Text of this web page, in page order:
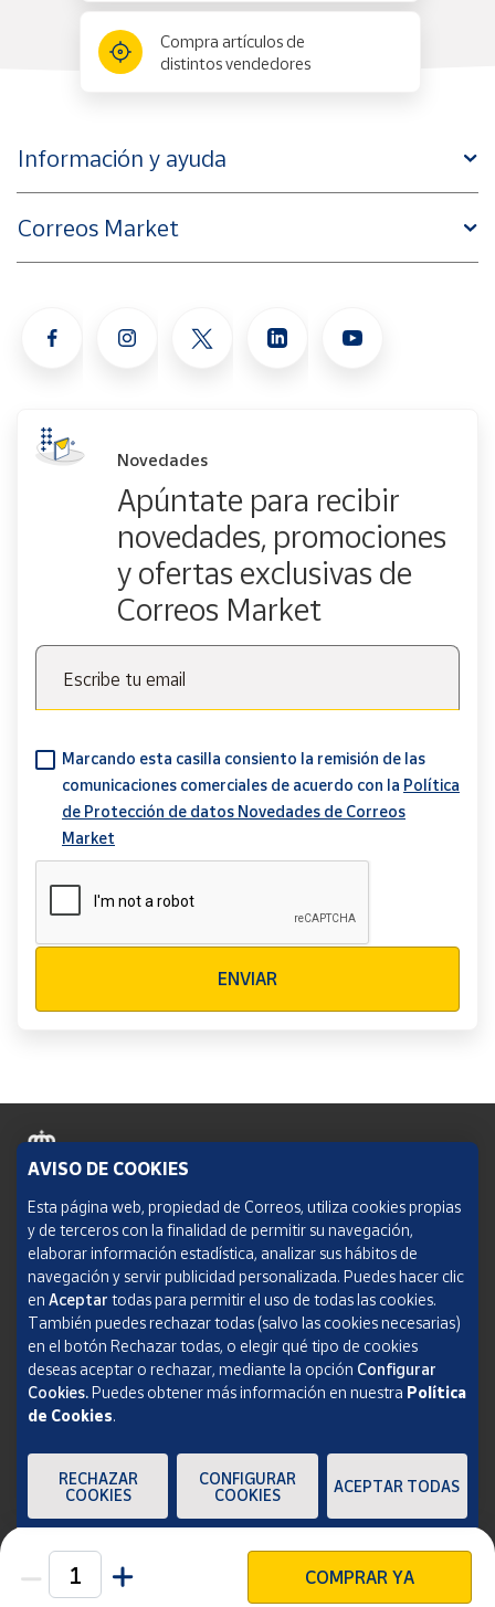
Unidades COMPRAR YA
Compra artículos de
distintos vendedores
Información y ayuda
Correos Market
Novedades
Apúntate para recibir
novedades, promociones
y ofertas exclusivas de
Correos Market
Escribe tu email
Marcando esta casilla consiento la remisión de las
comunicaciones comerciales de acuerdo con la Política
de Protección de datos Novedades de Correos
Market
ENVIAR
Política de cookies
Aviso legal
Condiciones del servicio
Política de Privacidad Web
Informe de transparencia
SOCIEDAD ESTATAL CORREOS Y TELÉGRAFOS, S.A., S.M.E. Todos los derechos
AVISO DE COOKIES
Esta página web, propiedad de Correos, utiliza cookies propias
y de terceros con la finalidad de permitir su navegación,
elaborar información estadística, analizar sus hábitos de
navegación y servir publicidad personalizada. Puedes hacer clic
en Aceptar todas para permitir el uso de todas las cookies.
También puedes rechazar todas (salvo las cookies necesarias)
en el botón Rechazar todas, o elegir qué tipo de cookies
deseas aceptar o rechazar, mediante la opción Configurar
Cookies.Puedes obtener más información en nuestra Política
de Cookies.
RECHAZAR
COOKIES
CONFIGURAR
COOKIES
ACEPTAR TODAS